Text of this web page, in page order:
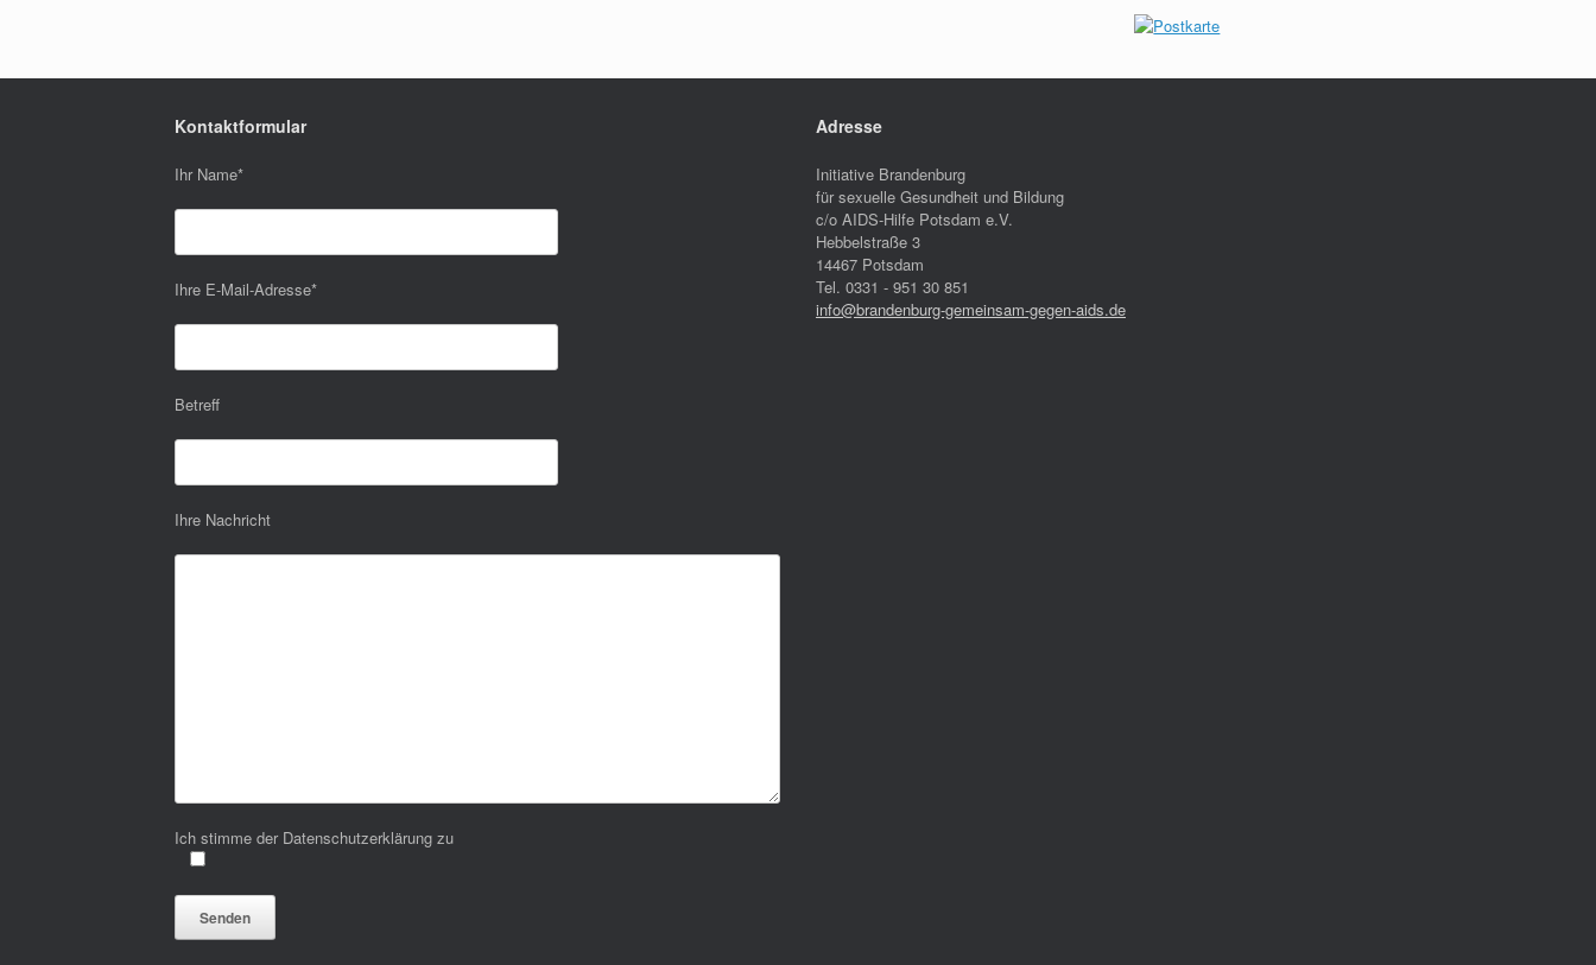
Kontaktformular
Ihr Name*
Ihre E-Mail-Adresse*
Betreff
Ihre Nachricht
Ich stimme der Datenschutzerklärung zu
Bitte lasse dieses Feld leer.
Adresse
Initiative Brandenburg
für sexuelle Gesundheit und Bildung
c/o AIDS-Hilfe Potsdam e.V.
Hebbelstraße 3
14467 Potsdam
Tel. 0331 - 951 30 851
info@brandenburg-gemeinsam-gegen-aids.de